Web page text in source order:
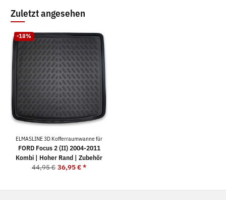
Zuletzt angesehen
-18%
ELMASLINE 3D Kofferraumwanne für
FORD Focus 2 (II) 2004-2011
Kombi | Hoher Rand | Zubehör
44,95 € 36,95 €*